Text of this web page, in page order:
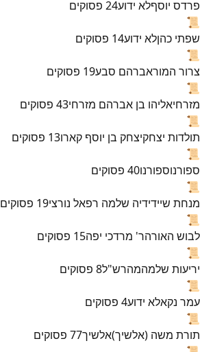
פרדס יוסףלא ידוע24 פסוקים
📜
שפתי כהןלא ידוע14 פסוקים
📜
צרור המוראברהם סבע19 פסוקים
📜
מזרחיאליהו בן אברהם מזרחי43 פסוקים
📜
תולדות יצחקיצחק בן יוסף קארו13 פסוקים
📜
ספורנוספורנו40 פסוקים
📜
מנחת שיידידיה שלמה רפאל נורצי19 פסוקים
📜
לבוש האורהר' מרדכי יפה15 פסוקים
📜
יריעות שלמהמהרש"ל8 פסוקים
📜
עמר נקאלא ידוע4 פסוקים
📜
תורת משה (אלשיך)אלשיך77 פסוקים